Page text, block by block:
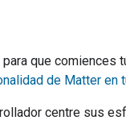
que comiences
de Matter en
centre sus